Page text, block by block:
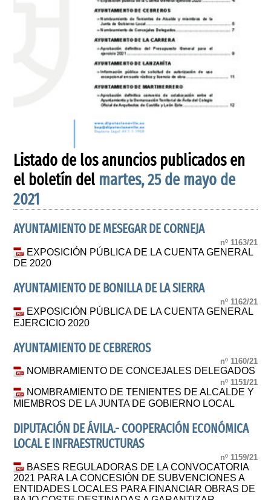
Listado de los anuncios publicados en
el boletín del martes, 25 de mayo de
2021
AYUNTAMIENTO DE MESEGAR DE CORNEJA
nº 1163/21
EXPOSICIÓN PÚBLICA DE LA CUENTA GENERAL
DE 2020
AYUNTAMIENTO DE BONILLA DE LA SIERRA
nº 1162/21
EXPOSICIÓN PÚBLICA DE LA CUENTA GENERAL
EJERCICIO 2020
AYUNTAMIENTO DE CEBREROS
nº 1160/21
NOMBRAMIENTO DE CONCEJALES DELEGADOS
nº 1151/21
NOMBRAMIENTO DE TENIENTES DE ALCALDE Y
MIEMBROS DE LA JUNTA DE GOBIERNO LOCAL
DIPUTACIÓN DE ÁVILA.- COOPERACIÓN ECONÓMICA
LOCAL E INFRAESTRUCTURAS
nº 1159/21
BASES REGULADORAS DE LA CONVOCATORIA
2021 PARA LA CONCESIÓN DE SUBVENCIONES A
ENTIDADES LOCALES PARA FINANCIAR OBRAS DE